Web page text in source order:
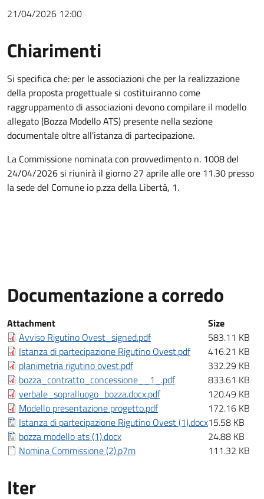
21/04/2026 12:00
Chiarimenti
Chiarimenti
Si specifica che: per le associazioni che per la realizzazione
della proposta progettuale si costituiranno come
raggruppamento di associazioni devono compilare il modello
allegato (Bozza Modello ATS) presente nella sezione
documentale oltre all'istanza di partecipazione.
La Commissione nominata con provvedimento n. 1008 del
24/04/2026 si riunirà il giorno 27 aprile alle ore 11.30 presso
la sede del Comune io p.zza della Libertà, 1.
Documentazione a corredo
Documentazione a corredo
Attachment
Size
Avviso Rigutino Ovest_signed.pdf
583.11 KB
Istanza di partecipazione Rigutino Ovest.pdf
416.21 KB
planimetria rigutino ovest.pdf
332.29 KB
bozza_contratto_concessione__1_.pdf
833.61 KB
verbale_sopralluogo_bozza.docx.pdf
120.49 KB
Modello presentazione progetto.pdf
172.16 KB
Istanza di partecipazione Rigutino Ovest (1).docx15.58 KB
bozza modello ats (1).docx
24.88 KB
Nomina Commissione (2).p7m
111.32 KB
Iter